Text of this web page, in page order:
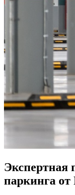
Экспертная
паркинга